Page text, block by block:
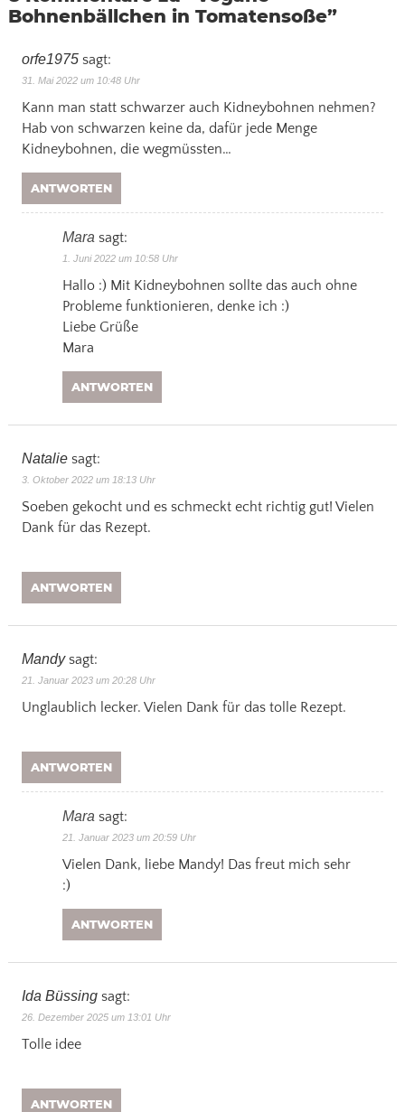
Bohnenbällchen in Tomatensoße”
orfe1975 sagt:
31. Mai 2022 um 10:48 Uhr
Kann man statt schwarzer auch Kidneybohnen nehmen?
Hab von schwarzen keine da, dafür jede Menge
Kidneybohnen, die wegmüssten…
ANTWORTEN
Mara sagt:
1. Juni 2022 um 10:58 Uhr
Hallo :) Mit Kidneybohnen sollte das auch ohne
Probleme funktionieren, denke ich :)
Liebe Grüße
Mara
ANTWORTEN
Natalie sagt:
3. Oktober 2022 um 18:13 Uhr
Soeben gekocht und es schmeckt echt richtig gut! Vielen
Dank für das Rezept.
ANTWORTEN
Mandy sagt:
21. Januar 2023 um 20:28 Uhr
Unglaublich lecker. Vielen Dank für das tolle Rezept.
ANTWORTEN
Mara sagt:
21. Januar 2023 um 20:59 Uhr
Vielen Dank, liebe Mandy! Das freut mich sehr
:)
ANTWORTEN
Ida Büssing sagt:
26. Dezember 2025 um 13:01 Uhr
Tolle idee
ANTWORTEN